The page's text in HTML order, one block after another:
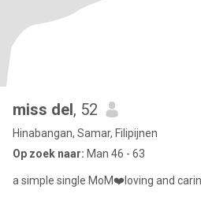
miss del, 52
Hinabangan, Samar, Filipijnen
Op zoek naar: Man 46 - 63
a simple single MoM❤️loving and